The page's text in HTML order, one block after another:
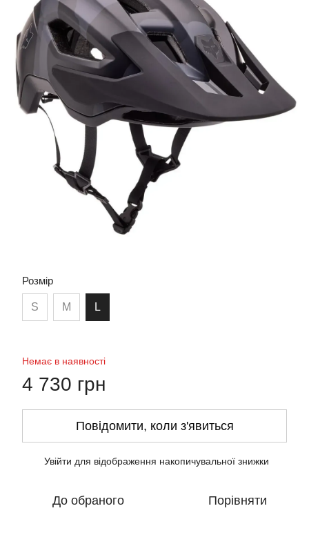
Розмір
S M L
Немає в наявності
4 730 грн
Повідомити, коли з'явиться
Увійти для відображення накопичувальної знижки
До обраного Порівняти